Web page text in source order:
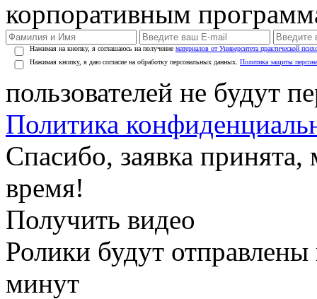
корпоративным
Нажимая на кнопку, я соглашаюсь на получение материалов от Университета практической
Нажимая кнопку, я даю согласие на обработку персональных данных. Политика защиты
пользователей не будут
Политика
Спасибо, заявка
время!
Получить видео
Ролики будут
минут